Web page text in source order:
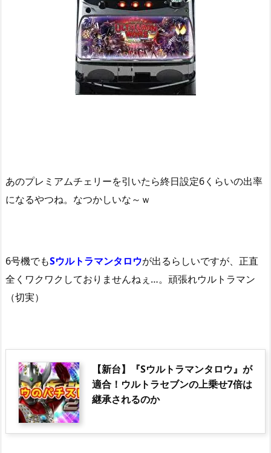
あのプレミアムチェリーを引いたら終日設定6くらいの出率
になるやつね。なつかしいな～ｗ
6号機でもSウルトラマンタロウが出るらしいですが、正直
全くワクワクしておりませんねぇ…。頑張れウルトラマン
（切実）
【新台】『Sウルトラマンタロウ』が
適合！ウルトラセブンの上乗せ7倍は
継承されるのか